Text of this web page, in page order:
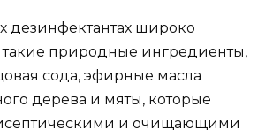
дезинфектантах широко
природные ингредиенты,
сода, эфирные масла
дерева и мяты, которые
и очищающими